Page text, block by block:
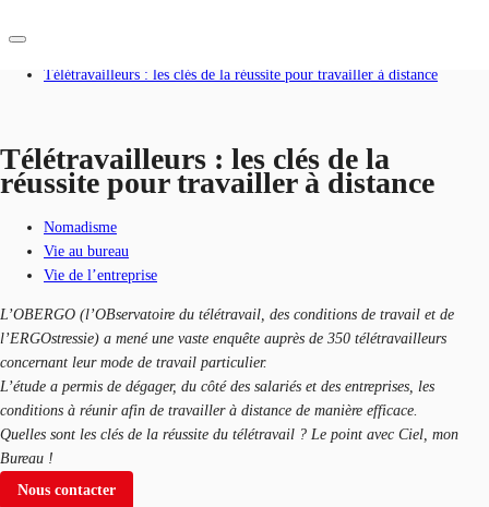
Blog
Données marchés
Pourquoi JLL?
NxT
Flex & Co-working
Favoris
Nous contacter
Télétravailleurs : les clés de la réussite pour travailler à distance
Télétravailleurs : les clés de la
réussite pour travailler à distance
Nomadisme
Vie au bureau
Vie de l’entreprise
L’OBERGO (l’OBservatoire du télétravail, des conditions de travail et de
l’ERGOstressie) a mené une vaste enquête auprès de 350 télétravailleurs
concernant leur mode de travail particulier.
L’étude a permis de dégager, du côté des salariés et des entreprises, les
conditions à réunir afin de travailler à distance de manière efficace.
Quelles sont les clés de la réussite du télétravail ? Le point avec Ciel, mon
Bureau !
Nous contacter